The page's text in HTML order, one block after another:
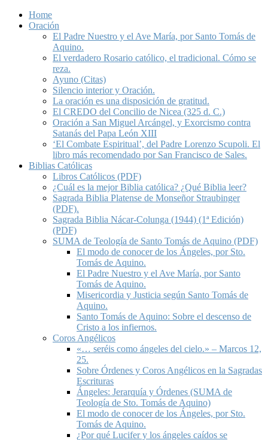
Home
Oración
El Padre Nuestro y el Ave María, por Santo Tomás de
Aquino.
El verdadero Rosario católico, el tradicional. Cómo se
reza.
Ayuno (Citas)
Silencio interior y Oración.
La oración es una disposición de gratitud.
El CREDO del Concilio de Nicea (325 d. C.)
Oración a San Miguel Arcángel, y Exorcismo contra
Satanás del Papa León XIII
‘El Combate Espiritual’, del Padre Lorenzo Scupoli. El
libro más recomendado por San Francisco de Sales.
Biblias Católicas
Libros Católicos (PDF)
¿Cuál es la mejor Biblia católica? ¿Qué Biblia leer?
Sagrada Biblia Platense de Monseñor Straubinger
(PDF).
Sagrada Biblia Nácar-Colunga (1944) (1ª Edición)
(PDF)
SUMA de Teología de Santo Tomás de Aquino (PDF)
El modo de conocer de los Ángeles, por Sto.
Tomás de Aquino.
El Padre Nuestro y el Ave María, por Santo
Tomás de Aquino.
Misericordia y Justicia según Santo Tomás de
Aquino.
Santo Tomás de Aquino: Sobre el descenso de
Cristo a los infiernos.
Coros Angélicos
«… seréis como ángeles del cielo.» – Marcos 12,
25.
Sobre Órdenes y Coros Angélicos en la Sagradas
Escrituras
Ángeles: Jerarquía y Órdenes (SUMA de
Teología de Sto. Tomás de Aquino)
El modo de conocer de los Ángeles, por Sto.
Tomás de Aquino.
¿Por qué Lucifer y los ángeles caídos se